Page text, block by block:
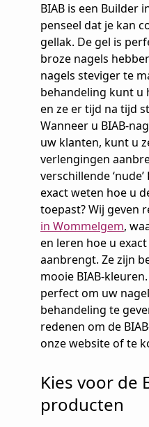
BIAB is een Builder
penseel dat je kan
gellak. De gel is
broze nagels
nagels steviger te
behandeling kunt u
en ze er tijd na tijd
Wanneer u BIAB-
uw klanten, kunt u
verlengingen
verschillende
exact weten hoe u
toepast? Wij geven
in Wommelgem,
en leren hoe u exact
aanbrengt. Ze zijn
mooie BIAB-
perfect om uw
behandeling te
redenen om de
onze website of te
Kies voor de
producten